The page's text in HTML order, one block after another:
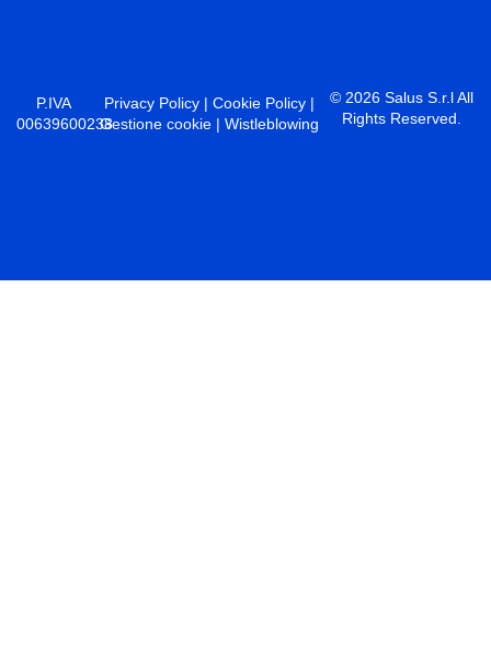
© 2026 Salus S.r.l All
Rights Reserved.
Privacy Policy| Cookie Policy|
Gestione cookie| Wistleblowing
P.IVA
00639600238